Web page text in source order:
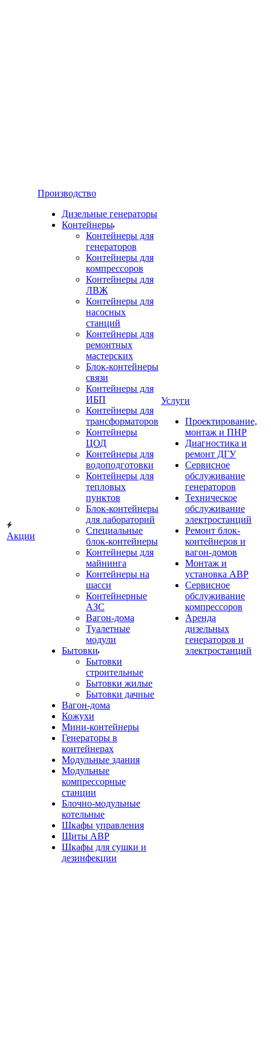
Акции
Производство
Дизельные генераторы
Контейнеры
Контейнеры для
генераторов
Контейнеры для
компрессоров
Контейнеры для
ЛВЖ
Контейнеры для
насосных
станций
Контейнеры для
ремонтных
мастерских
Блок-контейнеры
связи
Контейнеры для
ИБП
Контейнеры для
трансформаторов
Контейнеры
ЦОД
Контейнеры для
водоподготовки
Контейнеры для
тепловых
пунктов
Блок-контейнеры
для лабораторий
Специальные
блок-контейнеры
Контейнеры для
майнинга
Контейнеры на
шасси
Контейнерные
АЗС
Вагон-дома
Туалетные
модули
Бытовки
Бытовки
строительные
Бытовки жилые
Бытовки дачные
Вагон-дома
Кожухи
Мини-контейнеры
Генераторы в
контейнерах
Модульные здания
Модульные
компрессорные
станции
Блочно-модульные
котельные
Шкафы управления
Щиты АВР
Шкафы для сушки и
дезинфекции
Услуги
Проектирование,
монтаж и ПНР
Диагностика и
ремонт ДГУ
Сервисное
обслуживание
генераторов
Техническое
обслуживание
электростанций
Ремонт блок-
контейнеров и
вагон-домов
Монтаж и
установка АВР
Сервисное
обслуживание
компрессоров
Аренда
дизельных
генераторов и
электростанций